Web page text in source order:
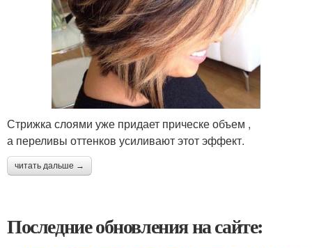
Стрижка слоями уже придает прическе объем ,
а переливы оттенков усиливают этот эффект.
читать дальше →
Последние обновления на сайте: